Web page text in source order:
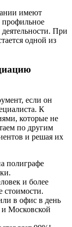
имеют
профильное
При
одной из
если он
К
которые не
по другим
и решая их
полиграфе
и более
стоимости.
в офис в день
Московской